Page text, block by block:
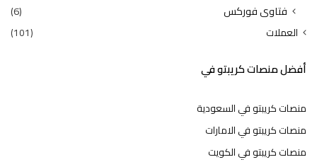
فتاوى فوركس (6)
العملات (101)
أفضل منصات كريبتو في
منصات كريبتو في السعودية
منصات كريبتو في الامارات
منصات كريبتو في الكويت